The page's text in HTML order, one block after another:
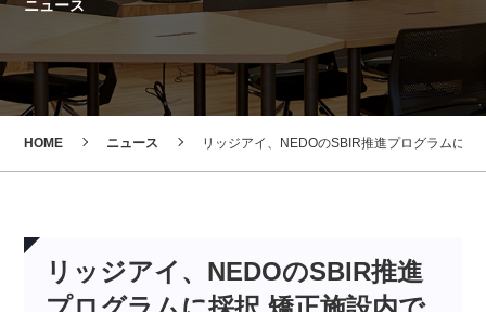
ニュース
HOME ニュース リッジアイ、NEDOのSBIR推進プログラムに
リッジアイ、NEDOのSBIR推進